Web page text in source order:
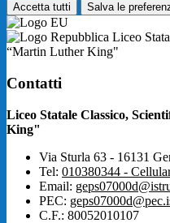
Accetta tutti Salva le
Liceo
“Martin Luther King"
Contatti
Liceo Statale Classico,
King"
Via Sturla 63 - 16131
Tel: 010380344 -
Email:
PEC:
C.F.: 80052010107